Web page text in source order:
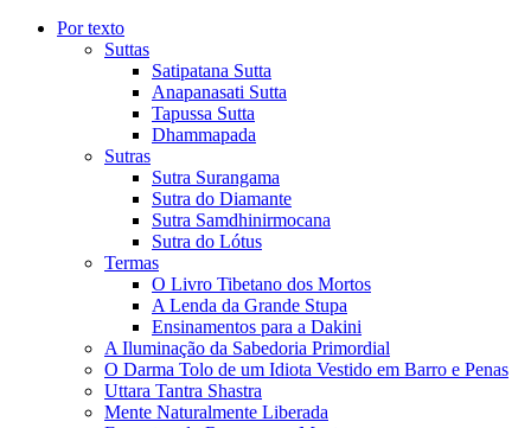
Por texto
Suttas
Satipatana Sutta
Anapanasati Sutta
Tapussa Sutta
Dhammapada
Sutras
Sutra Surangama
Sutra do Diamante
Sutra Samdhinirmocana
Sutra do Lótus
Termas
O Livro Tibetano dos Mortos
A Lenda da Grande Stupa
Ensinamentos para a Dakini
A Iluminação da Sabedoria Primordial
O Darma Tolo de um Idiota Vestido em Barro e Penas
Uttara Tantra Shastra
Mente Naturalmente Liberada